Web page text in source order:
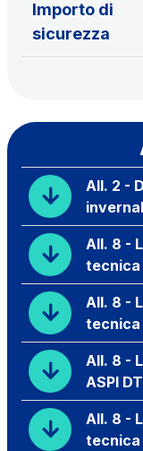
Importo di
sicurezza
All. 2 -
All. 8 -
tecnica
All. 8 -
tecnica
All. 8 -
ASPI
All. 8 -
tecnica